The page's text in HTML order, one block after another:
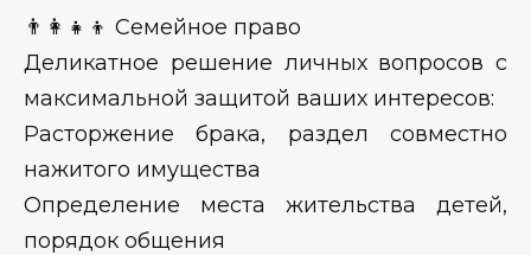
👨‍👩‍👧‍👦 Семейное право
Деликатное решение личных вопросов с
максимальной защитой ваших интересов:
Расторжение брака, раздел совместно
нажитого имущества
Определение места жительства детей,
порядок общения